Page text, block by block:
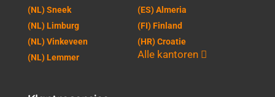
(NL) Sneek
(NL) Limburg
(NL) Vinkeveen
(NL) Lemmer
(ES) Almeria
(FI) Finland
(HR) Croatie
Alle kantoren